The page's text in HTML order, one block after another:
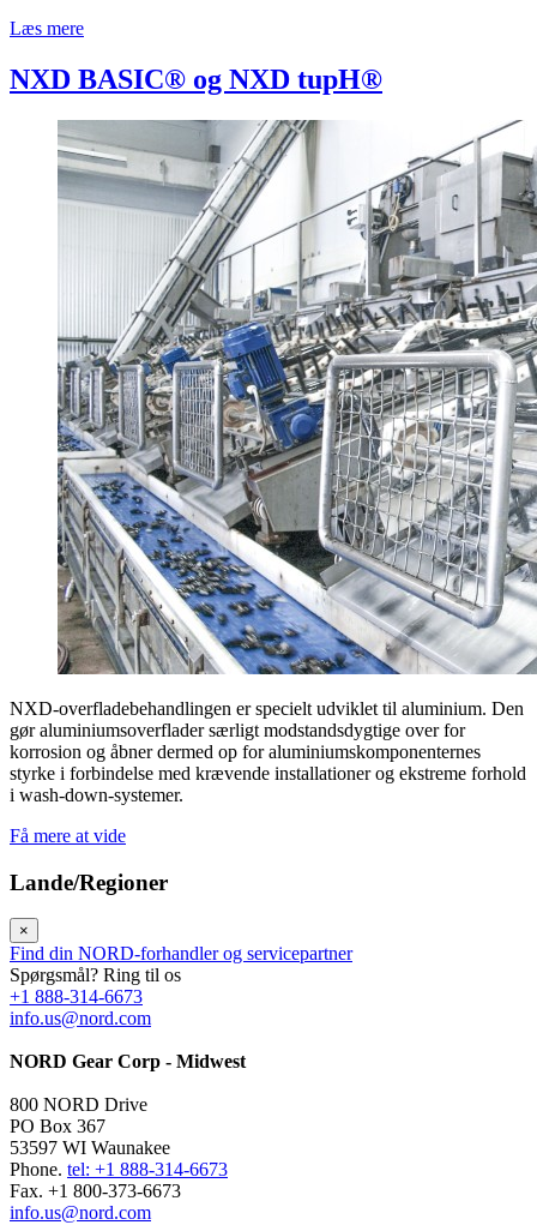
Læs mere
NXD BASIC® og NXD tupH®
NXD-overfladebehandlingen er specielt udviklet til aluminium. Den
gør aluminiumsoverflader særligt modstandsdygtige over for
korrosion og åbner dermed op for aluminiumskomponenternes
styrke i forbindelse med krævende installationer og ekstreme forhold
i wash-down-systemer.
Få mere at vide
Lande/Regioner
×
Find din NORD-forhandler og servicepartner
Spørgsmål? Ring til os
+1 888-314-6673
info.us@nord.com
NORD Gear Corp - Midwest
800 NORD Drive
PO Box 367
53597 WI Waunakee
Phone. tel: +1 888-314-6673
Fax. +1 800-373-6673
info.us@nord.com